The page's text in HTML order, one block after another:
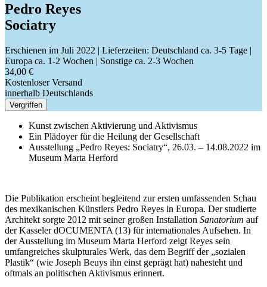
Pedro Reyes
Sociatry
Erschienen im Juli 2022 | Lieferzeiten: Deutschland ca. 3-5 Tage |
Europa ca. 1-2 Wochen | Sonstige ca. 2-3 Wochen
34,00 €
Kostenloser Versand
innerhalb Deutschlands
Vergriffen
Kunst zwischen Aktivierung und Aktivismus
Ein Plädoyer für die Heilung der Gesellschaft
Ausstellung „Pedro Reyes: Sociatry“, 26.03. – 14.08.2022 im
Museum Marta Herford
Die Publikation erscheint begleitend zur ersten umfassenden Schau
des mexikanischen Künstlers Pedro Reyes in Europa. Der studierte
Architekt sorgte 2012 mit seiner großen Installation Sanatorium auf
der Kasseler dOCUMENTA (13) für internationales Aufsehen. In
der Ausstellung im Museum Marta Herford zeigt Reyes sein
umfangreiches skulpturales Werk, das dem Begriff der „sozialen
Plastik“ (wie Joseph Beuys ihn einst geprägt hat) nahesteht und
oftmals an politischen Aktivismus erinnert.